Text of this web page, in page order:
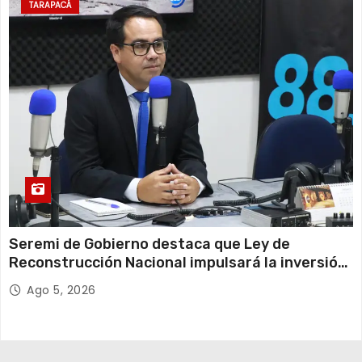
TARAPACÁ
Seremi de Gobierno destaca que Ley de
Reconstrucción Nacional impulsará la inversión
y el empleo en Tarapacá
Ago 5, 2026